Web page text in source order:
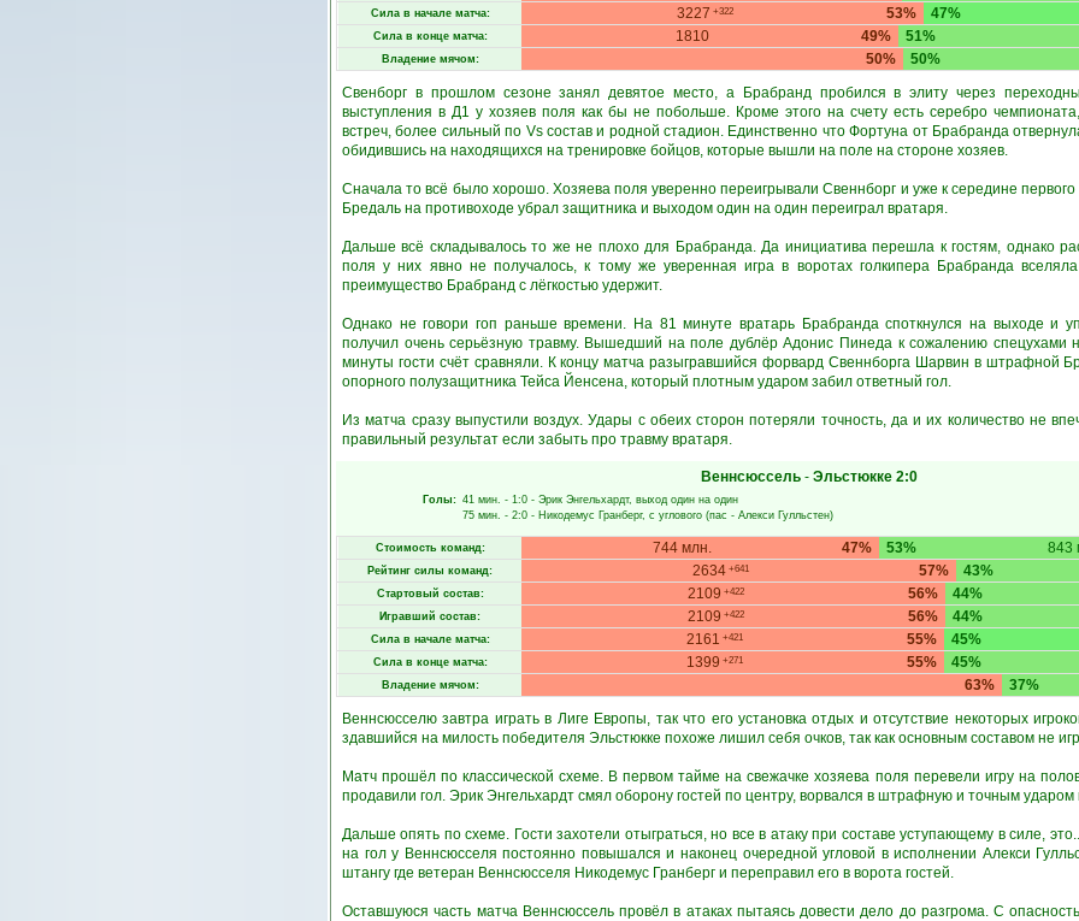
Сила в начале матча: 53%
3227 +322 47%
Сила в конце матча: 49%
1810 51%
Владение мячом: 50%
50%
Свенборг в прошлом сезоне занял девятое место, а Брабранд пробился в элиту через
выступления в Д1 у хозяев поля как бы не побольше. Кроме этого на счету есть серебро
встреч, более сильный по Vs состав и родной стадион. Единственно что Фортуна от Брабранда
обидившись на находящихся на тренировке бойцов, которые вышли на поле на стороне хозяев.
Сначала то всё было хорошо. Хозяева поля уверенно переигрывали Свеннборг и уже к середине
Бредаль на противоходе убрал защитника и выходом один на один переиграл вратаря.
Дальше всё складывалось то же не плохо для Брабранда. Да инициатива перешла к гостям, однако
поля у них явно не получалось, к тому же уверенная игра в воротах голкипера Брабранда
преимущество Брабранд с лёгкостью удержит.
Однако не говори гоп раньше времени. На 81 минуте вратарь Брабранда споткнулся на выходе и
получил очень серьёзную травму. Вышедший на поле дублёр Адонис Пинеда к сожалению спецухами
минуты гости счёт сравняли. К концу матча разыгравшийся форвард Свеннборга Шарвин в штрафной
опорного полузащитника Тейса Йенсена, который плотным ударом забил ответный гол.
Из матча сразу выпустили воздух. Удары с обеих сторон потеряли точность, да и их количество не
правильный результат если забыть про травму вратаря.
Веннсюссель - Эльстюкке 2:0
Голы: 41 мин. - 1:0 - Эрик Энгельхардт, выход один на один
75 мин. - 2:0 - Никодемус Гранберг, с углового (пас - Алекси Гулльстен)
Стоимость команд: 47%
744 млн. 53% 843
Рейтинг силы команд: 57%
2634 +641 43%
Стартовый состав: 56%
2109 +422 44%
Игравший состав: 56%
2109 +422 44%
Сила в начале матча: 55%
2161 +421 45%
Сила в конце матча: 55%
1399 +271 45%
Владение мячом: 63%
37%
Веннсюсселю завтра играть в Лиге Европы, так что его установка отдых и отсутствие некоторых
здавшийся на милость победителя Эльстюкке похоже лишил себя очков, так как основным составом не
Матч прошёл по классической схеме. В первом тайме на свежачке хозяева поля перевели игру на
продавили гол. Эрик Энгельхардт смял оборону гостей по центру, ворвался в штрафную и точным ударом
Дальше опять по схеме. Гости захотели отыграться, но все в атаку при составе уступающему в силе,
на гол у Веннсюсселя постоянно повышался и наконец очередной угловой в исполнении Алекси
штангу где ветеран Веннсюсселя Никодемус Гранберг и переправил его в ворота гостей.
Оставшуюся часть матча Веннсюссель провёл в атаках пытаясь довести дело до разгрома. С